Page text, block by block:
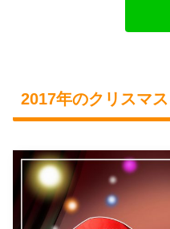
2017年のクリスマス